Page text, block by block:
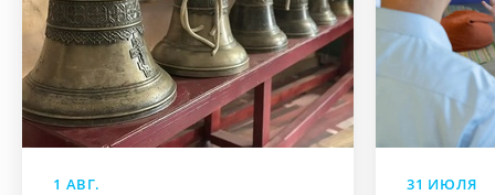
1 АВГ. 31 ИЮЛЯ